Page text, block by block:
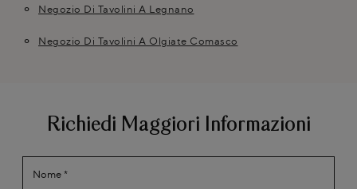
Negozio Di Tavolini A Legnano
Negozio Di Tavolini A Olgiate Comasco
Richiedi Maggiori Informazioni